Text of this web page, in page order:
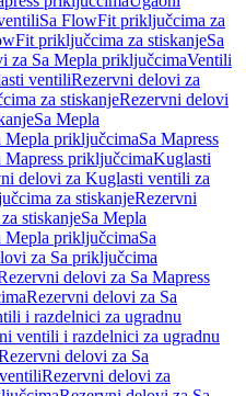
Sa FlowFit priključcima za
priključcima za stiskanjeSa
za Sa Mepla priključcimaVentili
ventiliRezervni delovi za
za stiskanjeRezervni delovi
Sa Mepla
Mepla priključcimaSa Mapress
priključcimaKuglasti
delovi za Kuglasti ventili za
za stiskanjeRezervni
stiskanjeSa Mepla
Mepla priključcimaSa
za Sa priključcima
delovi za Sa Mapress
Rezervni delovi za Sa
i razdelnici za ugradnu
ventili i razdelnici za ugradnu
delovi za Sa
Rezervni delovi za